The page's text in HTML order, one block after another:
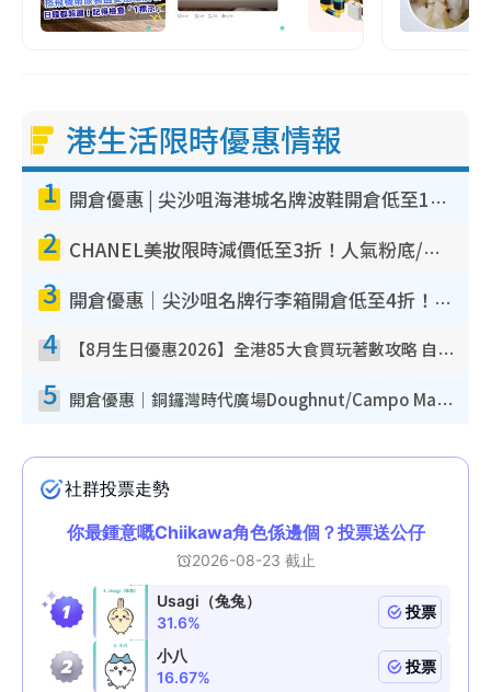
港生活限時優惠情報
1 開倉優惠 | 尖沙咀海港城名牌波鞋開倉低至1折！On鞋$899起／Joy&Peace鞋履$98起
2 CHANEL美妝限時減價低至3折！人氣粉底/唇膏/精華液低至$275！COCO香水都有平
3 開倉優惠｜尖沙咀名牌行李箱開倉低至4折！一連5日 American Tourister/ace./Hallmark $200起！
4 【8月生日優惠2026】全港85大食買玩著數攻略 自助餐/火鍋放題同行免費＋誠品/DONKI送現金券
5 開倉優惠｜銅鑼灣時代廣場Doughnut/Campo Marzio開倉低至1折！背囊、書包、手袋劈價$200起